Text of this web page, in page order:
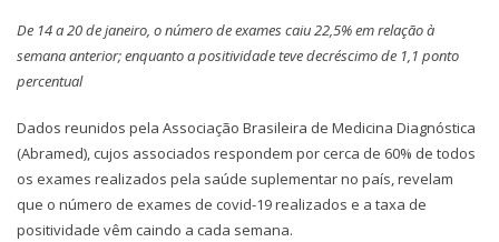
De 14 a 20 de janeiro, o número de exames caiu 22,5% em relação à
semana anterior; enquanto a positividade teve decréscimo de 1,1 ponto
percentual
Dados reunidos pela Associação Brasileira de Medicina Diagnóstica
(Abramed), cujos associados respondem por cerca de 60% de todos
os exames realizados pela saúde suplementar no país, revelam
que o número de exames de covid-19 realizados e a taxa de
positividade vêm caindo a cada semana.